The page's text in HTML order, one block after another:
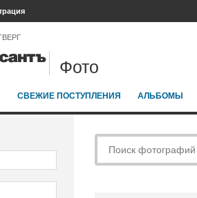
Фото
СВЕЖИЕ ПОСТУПЛЕНИЯ АЛЬБОМЫ